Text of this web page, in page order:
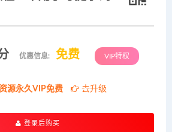
优惠信息: 免费 VIP特权
源永久VIP免费 去升级
登录后购买